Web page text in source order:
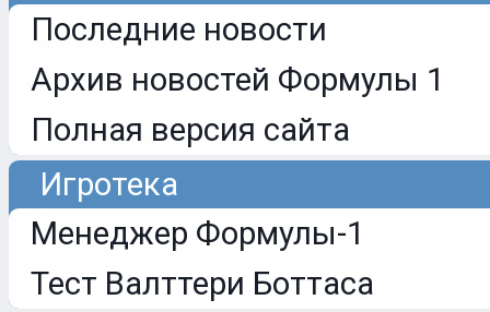
Последние новости
Архив новостей Формулы 1
Полная версия сайта
Игротека
Менеджер Формулы-1
Тест Валттери Боттаса